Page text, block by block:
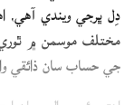
دِل ڀرجي ويندي آهي،
مختلف موسمن ۾
جي حساب سان ذائقي
اهڙي ئي حوالي سان